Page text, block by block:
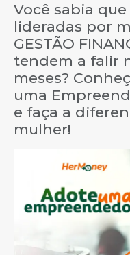
Você sabia
lideradas por
GESTÃO
tendem a falir
meses?
uma
e faça a
mulher!